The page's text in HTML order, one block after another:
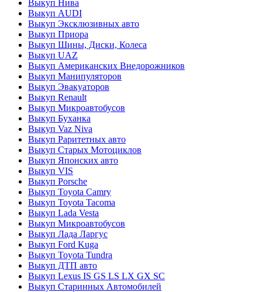
Выкуп Нива
Выкуп AUDI
Выкуп Эксклюзивных авто
Выкуп Приора
Выкуп Шины, Диски, Колеса
Выкуп UAZ
Выкуп Американских Внедорожников
Выкуп Манипуляторов
Выкуп Эвакуаторов
Выкуп Renault
Выкуп Микроавтобусов
Выкуп Буханка
Выкуп Vaz Niva
Выкуп Раритетных авто
Выкуп Старых Мотоциклов
Выкуп Японских авто
Выкуп VIS
Выкуп Porsche
Выкуп Toyota Camry
Выкуп Toyota Tacoma
Выкуп Lada Vesta
Выкуп Микроавтобусов
Выкуп Лада Ларгус
Выкуп Ford Kuga
Выкуп Toyota Tundra
Выкуп ДТП авто
Выкуп Lexus IS GS LS LX GX SC
Выкуп Старинных Автомобилей